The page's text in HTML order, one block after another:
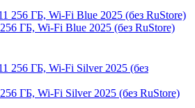
ГБ, Wi-Fi Blue 2025 (без RuStore)
ГБ, Wi-Fi Silver 2025 (без RuStore)